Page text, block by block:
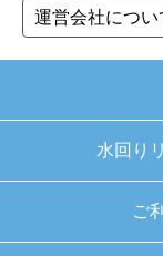
はい
ショップから
予定の期日ま
はい
運営会社につい
水回り
ご